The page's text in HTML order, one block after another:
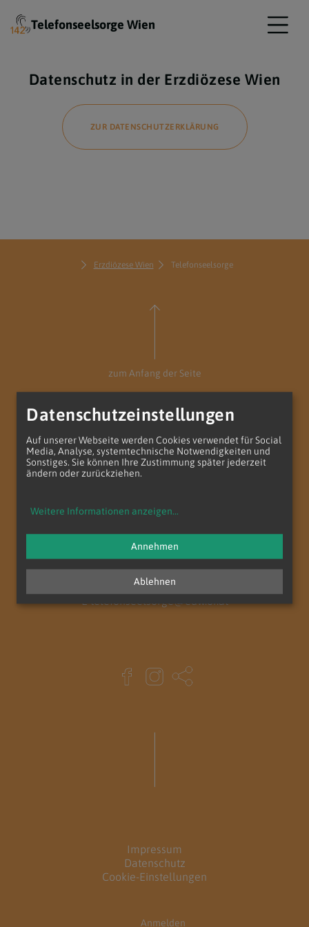
Telefonseelsorge Wien
Datenschutz in der Erzdiözese Wien
ZUR DATENSCHUTZERKLÄRUNG
Erzdiözese Wien Telefonseelsorge
zum Anfang der Seite
Telefonseelsorge
+43 (1) 515 52-3606
Impressum
Datenschutz
Cookie-Einstellungen
Anmelden
Datenschutzeinstellungen
Auf unserer Webseite werden Cookies verwendet für Social
Media, Analyse, systemtechnische Notwendigkeiten und
Sonstiges. Sie können Ihre Zustimmung später jederzeit
ändern oder zurückziehen.
Weitere Informationen anzeigen...
Ablehnen
Annehmen